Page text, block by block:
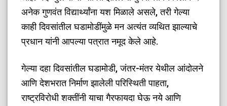
अनेक गुणवंत विद्यार्थ्यांना यश मिळाले असले, तरी गेल्या
काही दिवसांतील घडामोडींमुळे मन अत्यंत व्यथित झाल्याचे
प्रधान यांनी आपल्या पत्रात नमूद केले आहे.
​गेल्या दहा दिवसांतील घडामोडी, जंतर-मंतर येथील आंदोलने
आणि देशभरात निर्माण झालेली परिस्थिती पाहता,
राष्ट्रविरोधी शक्तींनी याचा गैरफायदा घेऊ नये आणि